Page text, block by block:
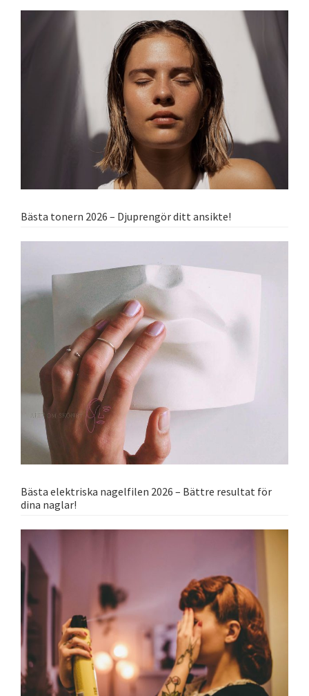
Bästa tonern 2026 – Djuprengör ditt ansikte!
Bästa elektriska nagelfilen 2026 – Bättre resultat för
dina naglar!